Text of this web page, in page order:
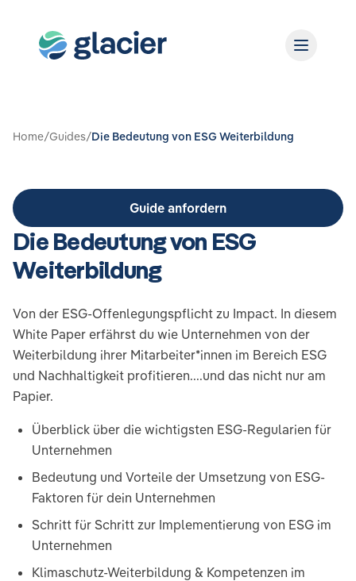
Home/Guides/Die Bedeutung von ESG Weiterbildung
Guide anfordern
Die Bedeutung von ESG
Weiterbildung
Von der ESG-Offenlegungspflicht zu Impact. In diesem
White Paper erfährst du wie Unternehmen von der
Weiterbildung ihrer Mitarbeiter*innen im Bereich ESG
und Nachhaltigkeit profitieren....und das nicht nur am
Papier.
Überblick über die wichtigsten ESG-Regularien für
Unternehmen
Bedeutung und Vorteile der Umsetzung von ESG-
Faktoren für dein Unternehmen
Schritt für Schritt zur Implementierung von ESG im
Unternehmen
Klimaschutz-Weiterbildung & Kompetenzen im